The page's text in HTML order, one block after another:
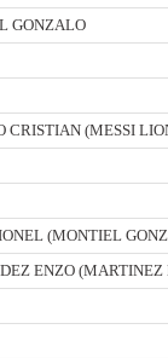
GONZALO
CRISTIAN (MESSI
(MONTIEL
ENZO (MARTINEZ